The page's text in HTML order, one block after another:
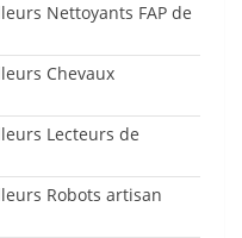
Nettoyants FAP de
Chevaux
Lecteurs de
Robots artisan